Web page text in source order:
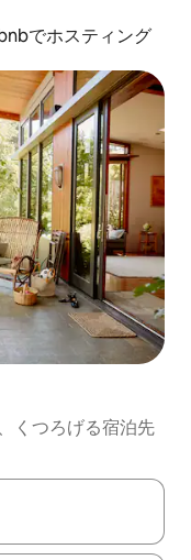
でホスティング
くつろげる宿泊先
ーを使って移動するか